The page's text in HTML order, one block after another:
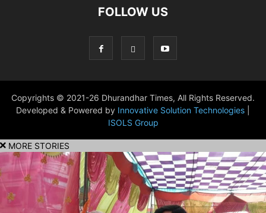
FOLLOW US
Copyrights © 2021-26 Dhurandhar Times, All Rights Reserved.
Developed & Powered by Innovative Solution Technologies
ISOLS Group
MORE STORIES